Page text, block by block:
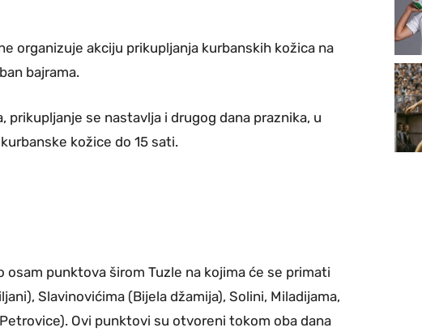
organizuje akciju prikupljanja kurbanskih kožica na
bajrama.
se nastavlja i drugog dana praznika, u
kožice do 15 sati.
punktova širom Tuzle na kojima će se primati
Slavinovićima (Bijela džamija), Solini, Miladijama,
Ovi punktovi su otvoreni tokom oba dana